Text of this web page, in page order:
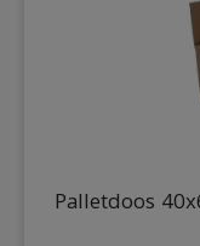
Palletdoos